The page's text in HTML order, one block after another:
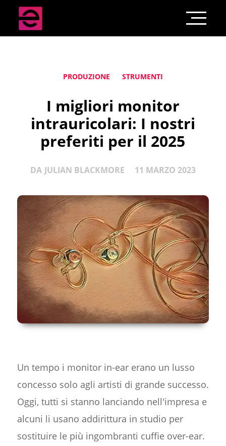
PRODUZIONE STRUMENTI
I migliori monitor
intrauricolari: I nostri
preferiti per il 2025
DA JULIAN BLACKMORE 11 MARZO 2023
Un tempo i monitor in-ear erano un lusso
concesso solo agli artisti di grande successo.
Oggi, tutti si stanno lanciando nell'impresa e
alcuni li usano addirittura in studio per
sostituire le più ingombranti cuffie over-ear.